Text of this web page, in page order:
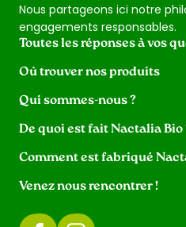
Nous partageons ici notre
engagements responsables.
Toutes les réponses à vos
Où trouver nos produits
Qui sommes-nous ?
De quoi est fait Nactalia Bio
Comment est fabriqué
Venez nous rencontrer !